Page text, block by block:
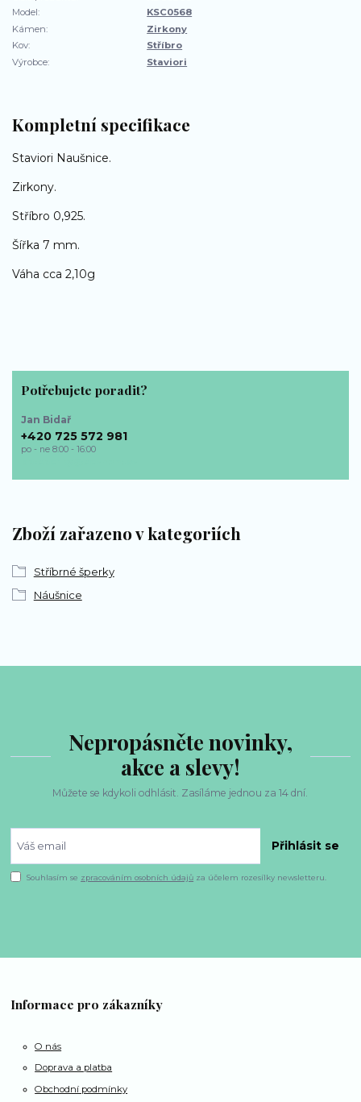
Model:
KSC0568
Kámen:
Zirkony
Kov:
Stříbro
Výrobce:
Staviori
Kompletní specifikace
Staviori Naušnice.
Zirkony.
Stříbro 0,925.
Šířka 7 mm.
Váha cca 2,10g
Zboží zařazeno v kategoriích
Stříbrné šperky
Náušnice
Potřebujete poradit?
Jan Bidař
+420 725 572 981
po - ne 8:00 - 16:00
Nepropásněte novinky,
akce a slevy!
Můžete se kdykoli odhlásit. Zasíláme jednou za 14 dní.
Přihlásit se
Souhlasím se zpracováním osobních údajů za účelem rozesílky newsletteru.
Informace pro zákazníky
O nás
Doprava a platba
Obchodní podmínky